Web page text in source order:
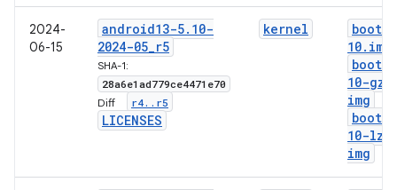
2024-
06-15
android13-5. 10-
2024-05_r5
SHA-1:
28a6e1ad779ce4471e70
Diff: r4. . r5
LICENSES
kernel
boot-5
10. img
boot-5
10-gz
img
boot-5
10-lz4
img